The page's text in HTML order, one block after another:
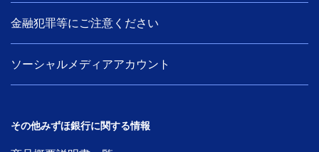
金融犯罪等にご注意ください
ソーシャルメディアアカウント
その他みずほ銀行に関する情報